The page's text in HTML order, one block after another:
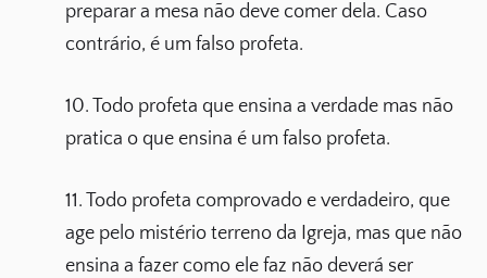
preparar a mesa não deve comer dela. Caso
contrário, é um falso profeta.
10. Todo profeta que ensina a verdade mas não
pratica o que ensina é um falso profeta.
11. Todo profeta comprovado e verdadeiro, que
age pelo mistério terreno da Igreja, mas que não
ensina a fazer como ele faz não deverá ser